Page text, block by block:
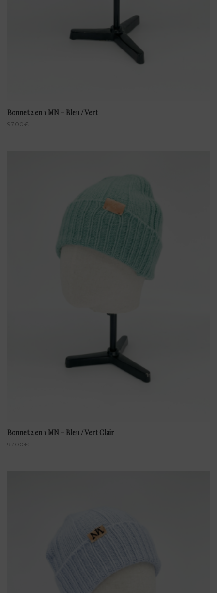
Bonnet 2 en 1 MN – Bleu / Vert
97.00€
Bonnet 2 en 1 MN – Bleu / Vert Clair
97.00€